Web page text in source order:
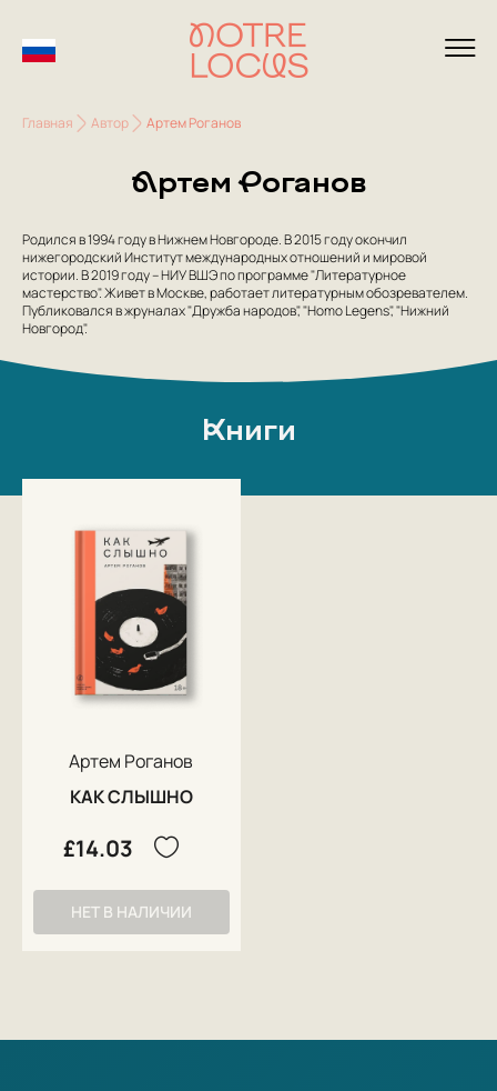
Главная Автор Артем Роганов
Артем Роганов
Родился в 1994 году в Нижнем Новгороде. В 2015 году окончил
нижегородский Институт международных отношений и мировой
истории. В 2019 году – НИУ ВШЭ по программе "Литературное
мастерство". Живет в Москве, работает литературным обозревателем.
Публиковался в жруналах "Дружба народов", "Homo Legens", "Нижний
Новгород".
Книги
Артем Роганов
КАК СЛЫШНО
£14.03
НЕТ В НАЛИЧИИ